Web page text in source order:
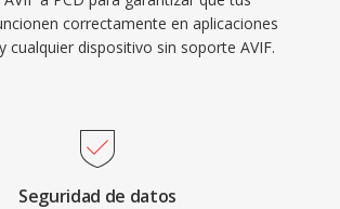
correctamente en aplicaciones
cualquier dispositivo sin soporte AVIF.
Seguridad de datos